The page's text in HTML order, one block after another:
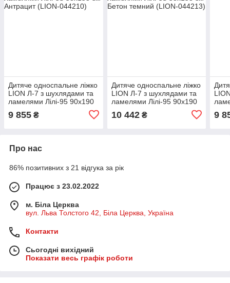
Дитяче односпальне ліжко
LION Л-7 з шухлядами та
ламелями Лілі-95 90x190
044210)
9 855 ₴
Дитяче односпальне ліжко
LION Л-7 з шухлядами та
ламелями Лілі-95 90x190
см Бетон темний (LION-
044213)
10 442₴ 9
Про нас
86% позитивних з 21 відгука за рік
Працює з 23.02.2022
м. Біла Церква
вул. Льва Толстого 42, Біла Церква, Україна
Контакти
Сьогодні вихідний
Показати весь графік роботи